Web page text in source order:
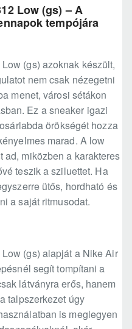
Low (gs) – A
tempójára
(gs) azoknak készült,
nem csak nézegetni
menet, városi sétákon
Ez a sneaker igazi
örökségét hozza
marad. A low
miközben a karakteres
teszik a sziluettet. Ha
ütős, hordható és
a saját ritmusodat.
(gs) alapját a Nike Air
segít tompítani a
látványra erős, hanem
talpszerkezet úgy
is meglegyen